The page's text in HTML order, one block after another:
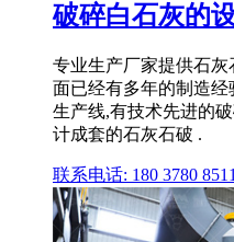
破碎白石灰的
专业生产厂家提供石
面已经有多年的制造
生产线,有技术先进的
计成套的石灰石破 .
联系电话: 180 3780 8511